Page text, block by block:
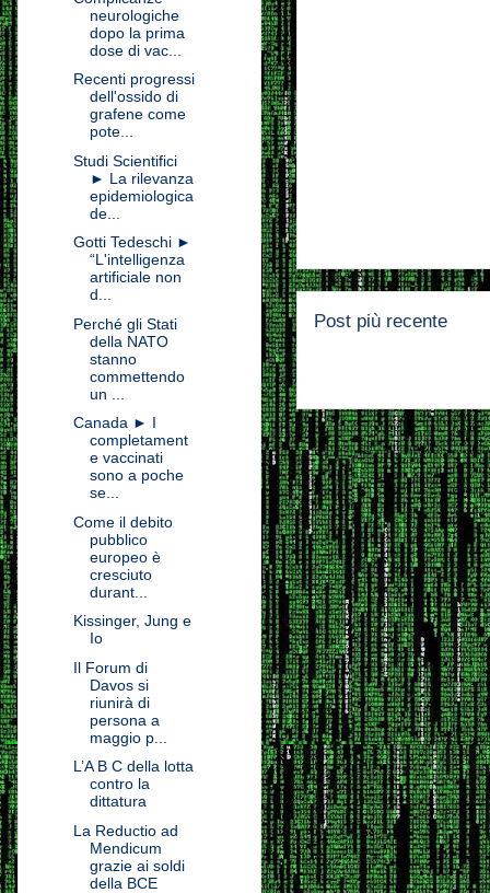
Post più recente
neurologiche
dopo la prima
dose di vac...
Recenti progressi
dell'ossido di
grafene come
pote...
Studi Scientifici
► La rilevanza
epidemiologica
de...
Gotti Tedeschi ►
“L'intelligenza
artificiale non
d...
Perché gli Stati
della NATO
stanno
commettendo
un ...
Canada ► I
completament
e vaccinati
sono a poche
se...
Come il debito
pubblico
europeo è
cresciuto
durant...
Kissinger, Jung e
Io
Il Forum di
Davos si
riunirà di
persona a
maggio p...
L’A B C della lotta
contro la
dittatura
La Reductio ad
Mendicum
grazie ai soldi
della BCE